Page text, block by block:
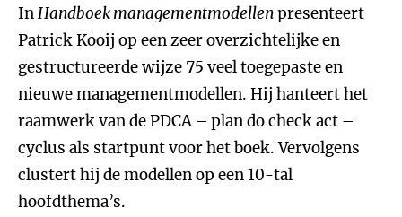
InHandboek managementmodellenpresenteert
Patrick Kooij op een zeer overzichtelijke en
gestructureerde wijze 75 veel toegepaste en
nieuwe managementmodellen. Hij hanteert het
raamwerk van de PDCA – plan do check act –
cyclus als startpunt voor het boek. Vervolgens
clustert hij de modellen op een 10-tal
hoofdthema’s.